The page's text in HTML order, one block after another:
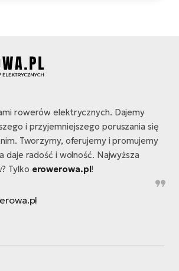
rowerów elektrycznych. Dajemy
i przyjemniejszego poruszania się
Tworzymy, oferujemy i promujemy
daje radość i wolność. Najwyższa
Tylko erowerowa.pl!